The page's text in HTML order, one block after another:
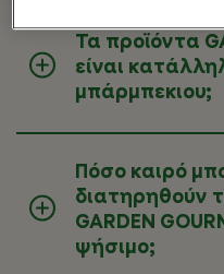
Τα προϊόντα
είναι
μπάρμπεκιου;
Πόσο καιρό
διατηρηθούν
GARDEN
ψήσιμο;